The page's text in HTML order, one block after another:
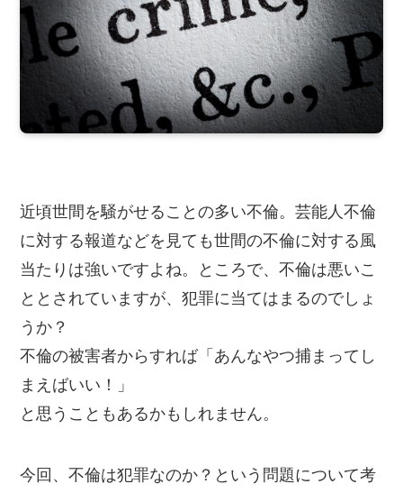
近頃世間を騒がせることの多い不倫。芸能人不倫
に対する報道などを見ても世間の不倫に対する風
当たりは強いですよね。ところで、不倫は悪いこ
ととされていますが、犯罪に当てはまるのでしょ
うか？
不倫の被害者からすれば「あんなやつ捕まってし
まえばいい！」
と思うこともあるかもしれません。
今回、不倫は犯罪なのか？という問題について考